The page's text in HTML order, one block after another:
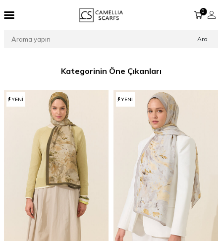
Ara
0
Kategorinin Öne Çıkanları
YENI YENI